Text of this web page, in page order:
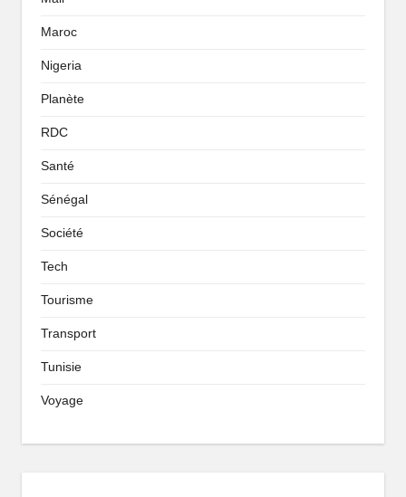
Maroc
Nigeria
Planète
RDC
Santé
Sénégal
Société
Tech
Tourisme
Transport
Tunisie
Voyage